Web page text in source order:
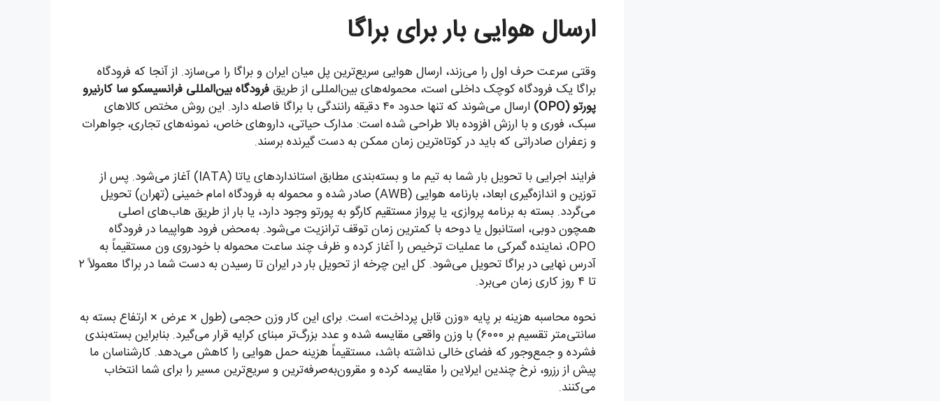
ارسال هوایی بار برای براگا
وقتی سرعت حرف اول را می‌زند، ارسال هوایی سریع‌ترین پل میان ایران و براگا را می‌سازد. از آنجا که فرودگاه
براگا یک فرودگاه کوچک داخلی است، محموله‌های بین‌المللی از طریق فرودگاه بین‌المللی فرانسیسکو سا کارنیرو
پورتو (OPO)
ارسال می‌شوند که تنها حدود ۴۰ دقیقه رانندگی با براگا فاصله دارد. این روش مختص کالاهای
سبک، فوری و با ارزش افزوده بالا طراحی شده است: مدارک حیاتی، داروهای خاص، نمونه‌های تجاری، جواهرات
و زعفران صادراتی که باید در کوتاه‌ترین زمان ممکن به دست گیرنده برسند.
فرایند اجرایی با تحویل بار شما به تیم ما و بسته‌بندی مطابق استانداردهای یاتا (IATA) آغاز می‌شود. پس از
توزین و اندازه‌گیری ابعاد، بارنامه هوایی (AWB) صادر شده و محموله به فرودگاه امام خمینی (تهران) تحویل
می‌گردد. بسته به برنامه پروازی، یا پرواز مستقیم کارگو به پورتو وجود دارد، یا بار از طریق هاب‌های اصلی
همچون دوبی، استانبول یا دوحه با کمترین زمان توقف ترانزیت می‌شود. به‌محض فرود هواپیما در فرودگاه
OPO، نماینده گمرکی ما عملیات ترخیص را آغاز کرده و ظرف چند ساعت محموله با خودروی ون مستقیماً به
آدرس نهایی در براگا تحویل می‌شود. کل این چرخه از تحویل بار در ایران تا رسیدن به دست شما در براگا معمولاً ۲
تا ۴ روز کاری زمان می‌برد.
نحوه محاسبه هزینه بر پایه «وزن قابل پرداخت» است. برای این کار وزن حجمی (طول × عرض × ارتفاع بسته به
سانتی‌متر تقسیم بر ۶۰۰۰) با وزن واقعی مقایسه شده و عدد بزرگ‌تر مبنای کرایه قرار می‌گیرد. بنابراین بسته‌بندی
فشرده و جمع‌وجور که فضای خالی نداشته باشد، مستقیماً هزینه حمل هوایی را کاهش می‌دهد. کارشناسان ما
پیش از رزرو، نرخ چندین ایرلاین را مقایسه کرده و مقرون‌به‌صرفه‌ترین و سریع‌ترین مسیر را برای شما انتخاب
می‌کنند.